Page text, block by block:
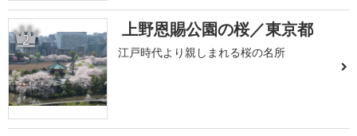
2 上野恩賜公園の桜／東京都
江戸時代より親しまれる桜の名所